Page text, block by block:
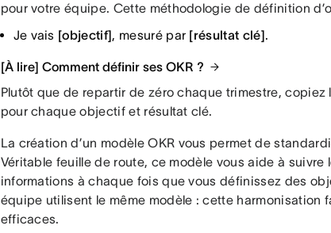
pour votre équipe. Cette méthodologie de définition
Je vais [objectif], mesuré par [résultat clé].
[À lire] Comment définir ses OKR ?
Plutôt que de repartir de zéro chaque trimestre,
pour chaque objectif et résultat clé.
La création d’un modèle OKR vous permet de
Véritable feuille de route, ce modèle vous aide à
informations à chaque fois que vous définissez des
équipe utilisent le même modèle : cette harmonisation
efficaces.